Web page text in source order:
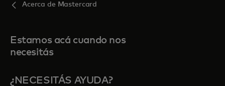
Acerca de Mastercard
Estamos acá cuando nos
necesitás
¿NECESITÁS AYUDA?